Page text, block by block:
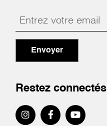
Envoyer
Restez connectés